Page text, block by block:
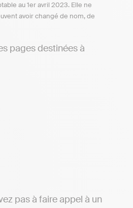
au 1er avril 2023. Elle ne
avoir changé de nom, de
pages destinées à
pas à faire appel à un